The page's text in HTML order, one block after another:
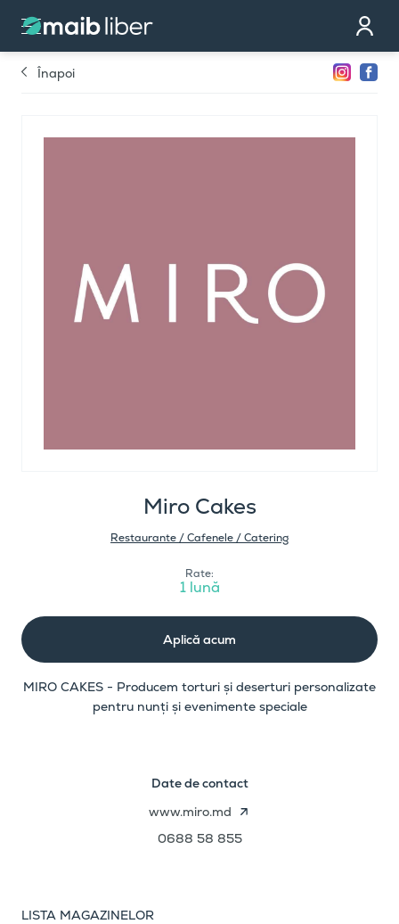
Contact
Devino partener
Înapoi
Miro Cakes
Restaurante / Cafenele / Catering
Rate:
1 lună
Aplică acum
MIRO CAKES - Producem torturi și deserturi personalizate
pentru nunți și evenimente speciale
Date de contact
www.miro.md
0688 58 855
LISTA MAGAZINELOR